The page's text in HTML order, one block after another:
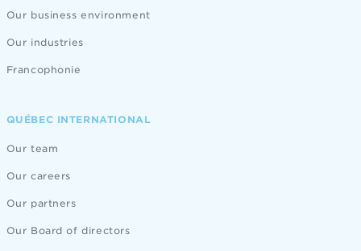
Our business environment
Our industries
Francophonie
QUÉBEC INTERNATIONAL
Our team
Our careers
Our partners
Our Board of directors